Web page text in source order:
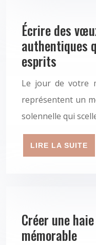
Écrire des
authentiques
esprits
Le jour de votre
représentent un
solennelle qui
LIRE LA SUITE
Créer une
mémorable